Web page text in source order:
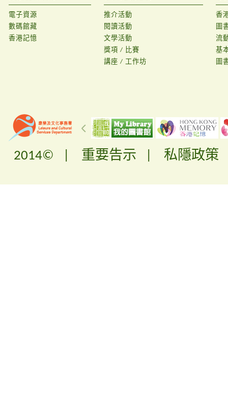
電子資源
數碼館藏
香港記憶
推介活動
閱讀活動
文學活動
獎項 / 比賽
講座 / 工作坊
香
圖
流
基
圖
2014© | 重要告示 私隱政策